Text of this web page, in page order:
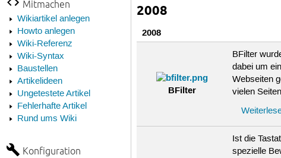
Mitmachen
Wikiartikel anlegen
Howto anlegen
Wiki-Referenz
Wiki-Syntax
Baustellen
Artikelideen
Ungetestete Artikel
Fehlerhafte Artikel
Rund ums Wiki
Konfiguration
2008
2008
BFilter
BFilter
dabei um
Webseiten
vielen
Ist die
spezielle